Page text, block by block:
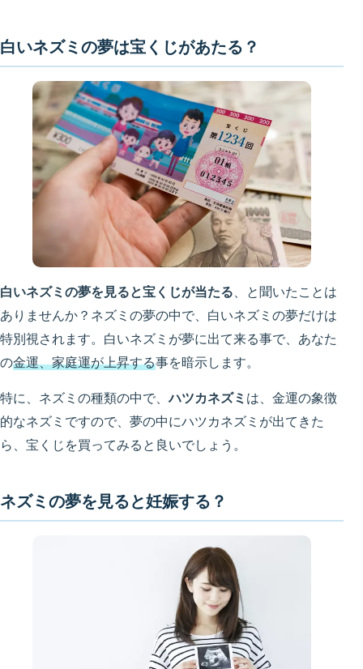
白いネズミの夢は宝くじがあたる？
白いネズミの夢を見ると宝くじが当たる 、と聞いたことは
ありませんか？ネズミの夢の中で、白いネズミの夢だけは
特別視されます。白いネズミが夢に出て来る事で、あなた
の金運、家庭運が上昇する事を暗示します。
特に、ネズミの種類の中で、ハツカネズミ は、金運の象徴
的なネズミですので、夢の中にハツカネズミが出てきた
ら、宝くじを買ってみると良いでしょう。
ネズミの夢を見ると妊娠する？